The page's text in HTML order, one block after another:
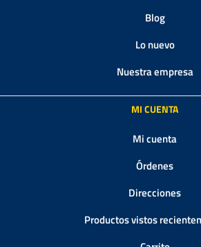
Blog
Lo nuevo
Nuestra empresa
MI CUENTA
Mi cuenta
Órdenes
Direcciones
Productos vistos